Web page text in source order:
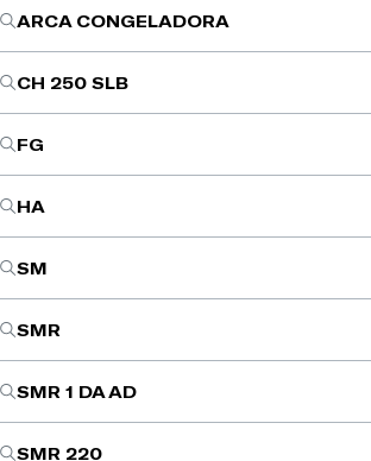
ARCA CONGELADORA
CH 250 SLB
FG
HA
SM
SMR
SMR 1 DA AD
SMR 220